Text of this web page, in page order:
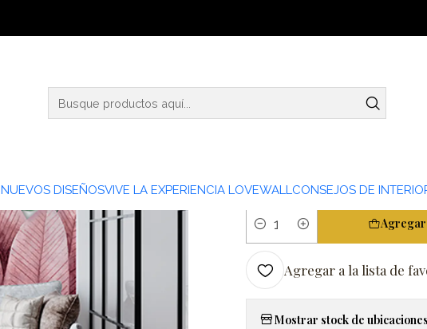
NUEVOS DISEÑOSVIVE LA EXPERIENCIA LOVEWALL CONSEJOS DE
NAT21-20
Cantidad
Agregar a la lista de
Mostrar stock de ubicaciones